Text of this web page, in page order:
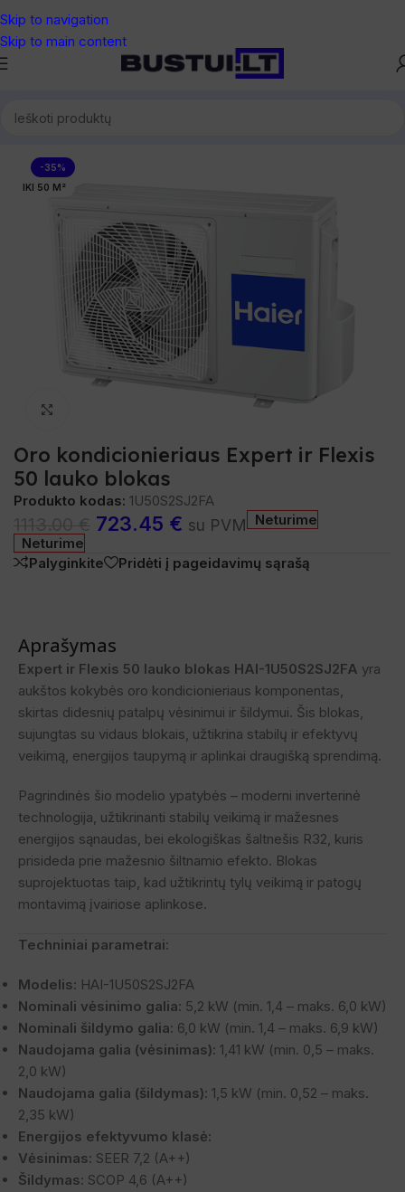
Skip to navigation
Skip to main content
-35%
IKI 50 M²
Oro kondicionieriaus Expert ir Flexis
50 lauko blokas
Produkto kodas: 1U50S2SJ2FA
723.45 € su PVM
Neturime
Neturime
Palyginkite
Pridėti į pageidavimų sąrašą
Aprašymas
Expert ir Flexis 50 lauko blokas HAI-1U50S2SJ2FA yra
aukštos kokybės oro kondicionieriaus komponentas,
skirtas didesnių patalpų vėsinimui ir šildymui. Šis blokas,
sujungtas su vidaus blokais, užtikrina stabilų ir efektyvų
veikimą, energijos taupymą ir aplinkai draugišką sprendimą.
Pagrindinės šio modelio ypatybės – moderni inverterinė
technologija, užtikrinanti stabilų veikimą ir mažesnes
energijos sąnaudas, bei ekologiškas šaltnešis R32, kuris
prisideda prie mažesnio šiltnamio efekto. Blokas
suprojektuotas taip, kad užtikrintų tylų veikimą ir patogų
montavimą įvairiose aplinkose.
Techniniai parametrai:
Modelis: HAI-1U50S2SJ2FA
Nominali vėsinimo galia: 5,2 kW (min. 1,4 – maks. 6,0 kW)
Nominali šildymo galia: 6,0 kW (min. 1,4 – maks. 6,9 kW)
Naudojama galia (vėsinimas): 1,41 kW (min. 0,5 – maks.
2,0 kW)
Naudojama galia (šildymas): 1,5 kW (min. 0,52 – maks.
2,35 kW)
Energijos efektyvumo klasė:
Vėsinimas: SEER 7,2 (A++)
Šildymas: SCOP 4,6 (A++)